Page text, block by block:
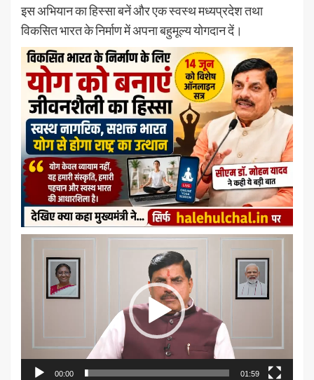
इस अभियान का हिस्सा बनें और एक स्वस्थ मध्यप्रदेश तथा
विकसित भारत के निर्माण में अपना बहुमूल्य योगदान दें।
Video
Player
00:00 01:59